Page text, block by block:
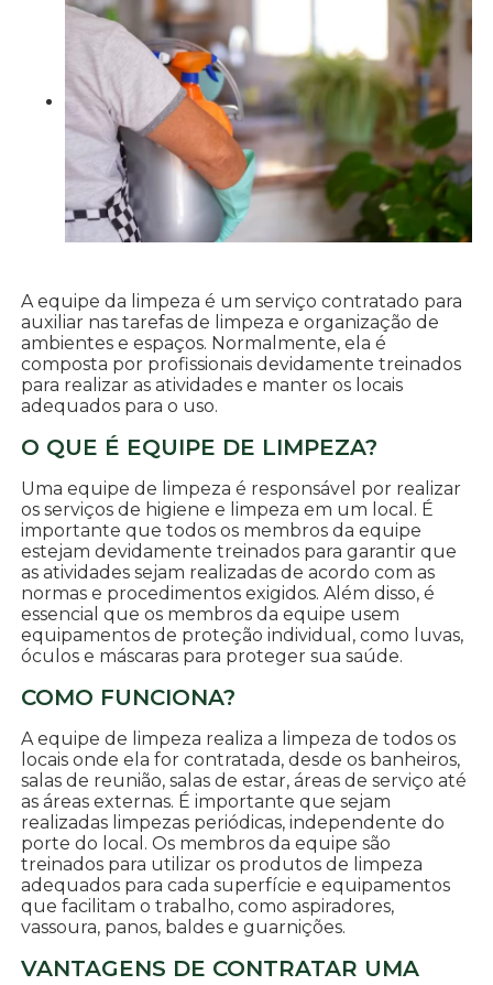
A equipe da limpeza é um serviço contratado para
auxiliar nas tarefas de limpeza e organização de
ambientes e espaços. Normalmente, ela é
composta por profissionais devidamente treinados
para realizar as atividades e manter os locais
adequados para o uso.
O QUE É EQUIPE DE LIMPEZA?
Uma equipe de limpeza é responsável por realizar
os serviços de higiene e limpeza em um local. É
importante que todos os membros da equipe
estejam devidamente treinados para garantir que
as atividades sejam realizadas de acordo com as
normas e procedimentos exigidos. Além disso, é
essencial que os membros da equipe usem
equipamentos de proteção individual, como luvas,
óculos e máscaras para proteger sua saúde.
COMO FUNCIONA?
A equipe de limpeza realiza a limpeza de todos os
locais onde ela for contratada, desde os banheiros,
salas de reunião, salas de estar, áreas de serviço até
as áreas externas. É importante que sejam
realizadas limpezas periódicas, independente do
porte do local. Os membros da equipe são
treinados para utilizar os produtos de limpeza
adequados para cada superfície e equipamentos
que facilitam o trabalho, como aspiradores,
vassoura, panos, baldes e guarnições.
VANTAGENS DE CONTRATAR UMA